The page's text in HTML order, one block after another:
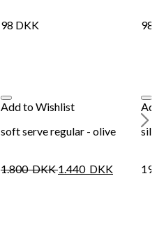
98 DKK 98
Add to Wishlist
soft serve regular - olive
1.800DKK 1.440 DKK